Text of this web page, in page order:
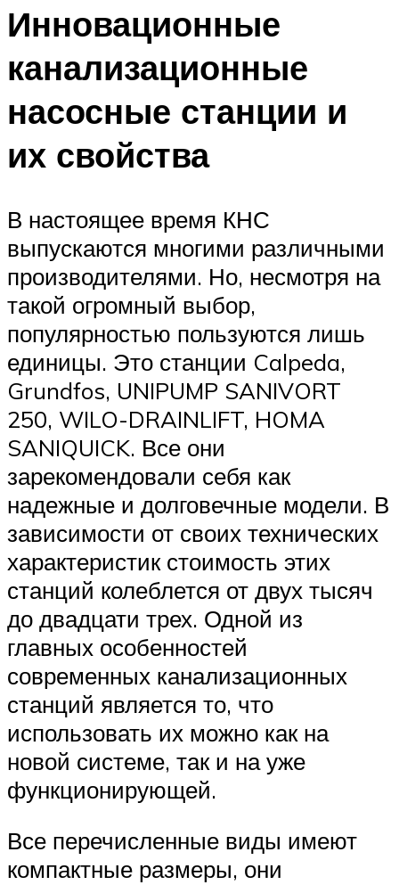
Инновационные
канализационные
насосные станции и
их свойства
В настоящее время КНС
выпускаются многими различными
производителями. Но, несмотря на
такой огромный выбор,
популярностью пользуются лишь
единицы. Это станции Calpeda,
Grundfos, UNIPUMP SANIVORT
250, WILO-DRAINLIFT, HOMA
SANIQUICK. Все они
зарекомендовали себя как
надежные и долговечные модели. В
зависимости от своих технических
характеристик стоимость этих
станций колеблется от двух тысяч
до двадцати трех. Одной из
главных особенностей
современных канализационных
станций является то, что
использовать их можно как на
новой системе, так и на уже
функционирующей.
Все перечисленные виды имеют
компактные размеры, они